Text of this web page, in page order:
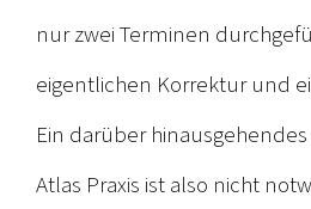
nur zwei Terminen
eigentlichen Korrektur und
Ein darüber
Atlas Praxis ist also nicht